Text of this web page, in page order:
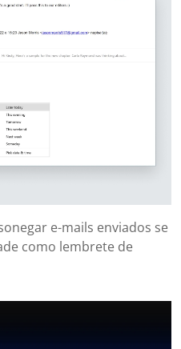
e-mails enviados se
como lembrete de